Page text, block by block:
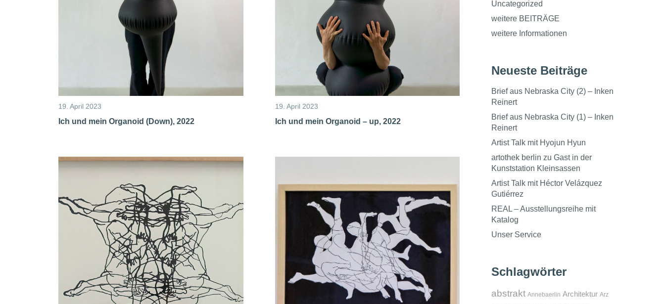
19. April 2023
Ich und mein Organoid (Down), 2022
19. April 2023
Ich und mein Organoid – up, 2022
Uncategorized
weitere BEITRÄGE
weitere Informationen
Neueste Beiträge
Brief aus Nebraska City (2) – Inken
Reinert
Brief aus Nebraska City (1) – Inken
Reinert
Artist Talk mit Hyojun Hyun
artothek berlin zu Gast in der
Kunststation Kleinsassen
Artist Talk mit Héctor Velázquez
Gutiérrez
REAL – Ausstellungsreihe mit
Katalog
Unser Service
Schlagwörter
abstrakt Annebaerlin Architektur Arz